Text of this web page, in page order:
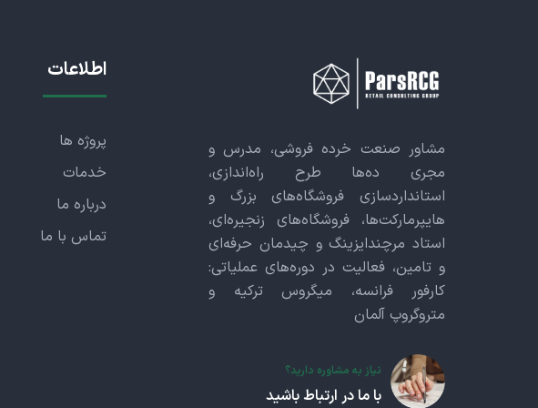
مشاور صنعت خرده فروشی، مدرس و
مجری ده‌ها طرح راه‌اندازی،
استانداردسازی فروشگاه‌های بزرگ و
هایپرمارکت‌ها، فروشگاه‌های زنجیره‌ای،
استاد مرچندایزینگ و چیدمان حرفه‌ای
و تامین، فعالیت در دوره‌های عملیاتی:
کارفور فرانسه، میگروس ترکیه و
متروگروپ آلمان
نیاز به مشاوره دارید؟
با ما در ارتباط باشید
اطلاعات
پروژه ها
خدمات
درباره ما
تماس با ما